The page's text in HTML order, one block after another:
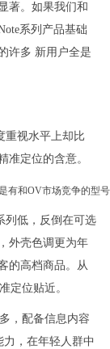
著。如果我们和
系列产品基础
许多 新用户全是
重视水平上却比
准定位的含意。
列低，反倒在可选
外壳色调更为年
的高档商品。从
定位贴近。
，配备信息内容
，在年轻人群中